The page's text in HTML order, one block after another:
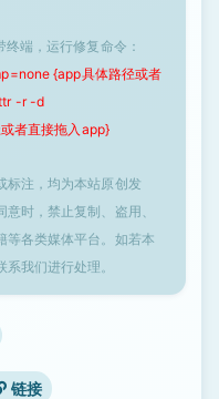
终端，运行修复命令：
{app具体路径或者
-r -d
者直接拖入app}
标注，均为本站原创发
时，禁止复制、盗用、
等各类媒体平台。如若本
我们进行处理。
链接